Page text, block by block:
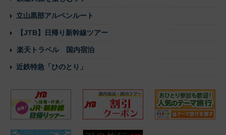
立山黒部アルペンルート
【JTB】日帰り新幹線ツアー
楽天トラベル 国内宿泊
近鉄特急「ひのとり」